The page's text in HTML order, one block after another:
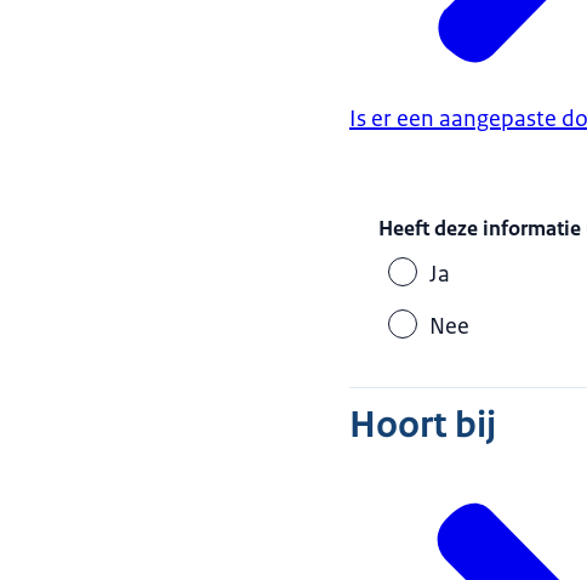
Is er een aangepaste
Heeft deze informatie
Ja
Nee
Hoort bij